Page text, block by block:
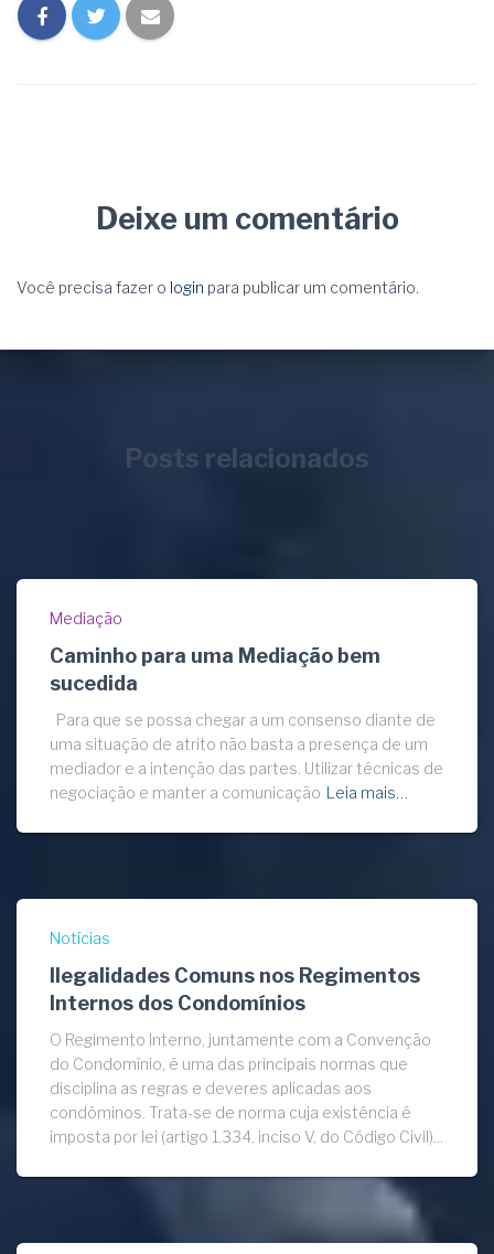
Deixe um comentário
Você precisa fazer o login para publicar um comentário.
Posts relacionados
Mediação
Caminho para uma Mediação bem
sucedida
Para que se possa chegar a um consenso diante de
uma situação de atrito não basta a presença de um
mediador e a intenção das partes. Utilizar técnicas de
negociação e manter a comunicação Leia mais…
Notícias
Ilegalidades Comuns nos Regimentos
Internos dos Condomínios
O Regimento Interno, juntamente com a Convenção
do Condomínio, é uma das principais normas que
disciplina as regras e deveres aplicadas aos
condôminos. Trata-se de norma cuja existência é
imposta por lei (artigo 1.334, inciso V, do Código Civil)...